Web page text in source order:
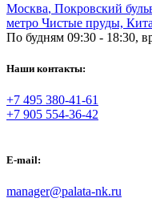
Москва, Покровский
метро Чистые пруды,
По будням 09:30 - 18:30,
Наши контакты:
+7 495 380-41-61
+7 905 554-36-42
E-mail:
manager@palata-nk.ru